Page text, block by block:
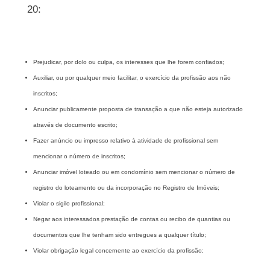
20:
Prejudicar, por dolo ou culpa, os interesses que lhe forem confiados;
Auxiliar, ou por qualquer meio facilitar, o exercício da profissão aos não
inscritos;
Anunciar publicamente proposta de transação a que não esteja autorizado
através de documento escrito;
Fazer anúncio ou impresso relativo à atividade de profissional sem
mencionar o número de inscritos;
Anunciar imóvel loteado ou em condomínio sem mencionar o número de
registro do loteamento ou da incorporação no Registro de Imóveis;
Violar o sigilo profissional;
Negar aos interessados prestação de contas ou recibo de quantias ou
documentos que lhe tenham sido entregues a qualquer título;
Violar obrigação legal concernente ao exercício da profissão;